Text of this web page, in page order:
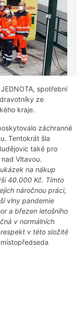
spotřební
ze
kraje.
záchranné
Tentokrát šla
také pro
Vltavou.
na nákup
40.000 Kč. Tímto
náročnou práci,
vlny pandemie
a březen letošního
v normálních
v této složité